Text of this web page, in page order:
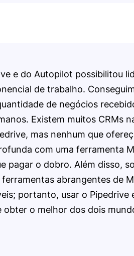
e do Autopilot possibilitou
de trabalho.
de negócios
Existem muitos CRMs
mas nenhum que
com uma ferramenta
pagar o dobro. Além disso,
abrangentes de
portanto, usar o Pipedrive
o melhor dos dois